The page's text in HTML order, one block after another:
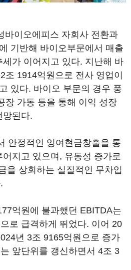
바이오에피스 자회사 전환과
기반해 바이오부문에서 매출
가 이어지고 있다. 지난해 바
조 1914억원으로 전사 영업이
있다. 바이오 부문의 경우 풍
장 가동 등을 통해 이익 성장
망된다.
안정적인 잉여현금창출을 통
지고 있으며, 유동성 증가로
을 상회하는 실질적인 무차입
억원에 불과했던 EBITDA는
로 급격하게 뛰었다. 이어 20
년 3조 9165억원으로 증가
앞단위를 갱신하면서 4조 3